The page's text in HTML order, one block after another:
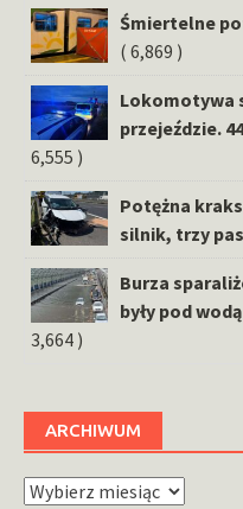
Śmiertelne
( 6,869 )
Lokomotywa
przejeździe.
6,555 )
Potężna
silnik, trzy
Burza
były pod
3,664 )
ARCHIWUM
Archiwum